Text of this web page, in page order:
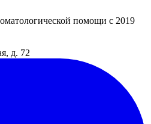
помощи с 2019
д. 72